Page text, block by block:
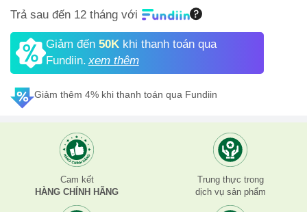
Trả sau đến 12 tháng với
Giảm đến 50K khi thanh toán qua
Fundiin.xem thêm
Giảm thêm 4% khi thanh toán qua Fundiin
Cam kết
HÀNG CHÍNH HÃNG
Trung thực trong
dịch vụ sản phẩm